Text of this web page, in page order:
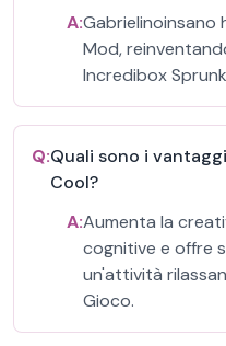
A:Gabrielinoinsano
Mod,
Incredibox
Q:Quali sono i
Cool?
A:Aumenta la
cognitive e offre
un'attività
Gioco.